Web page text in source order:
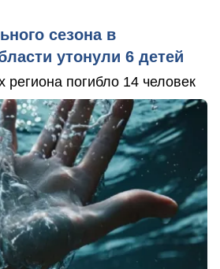
сезона в
утонули 6 детей
региона погибло 14 человек